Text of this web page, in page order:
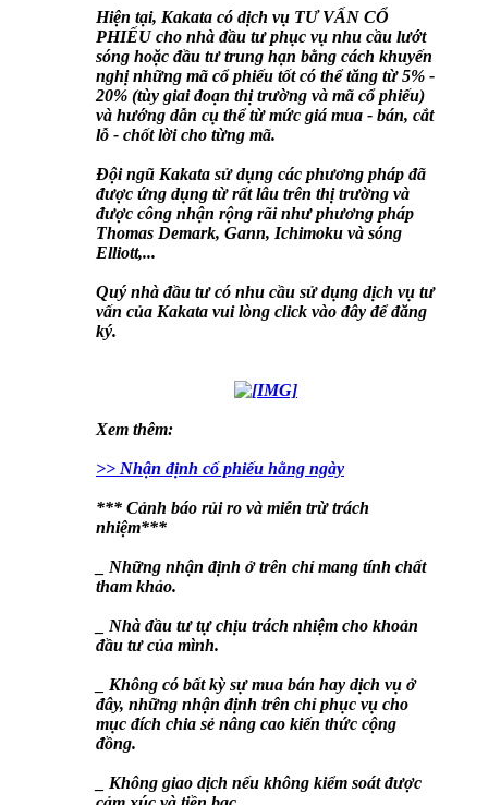
Hiện tại, Kakata có dịch vụ TƯ VẤN CỔ
PHIẾU cho nhà đầu tư phục vụ nhu cầu lướt
sóng hoặc đầu tư trung hạn bằng cách khuyến
nghị những mã cổ phiếu tốt có thể tăng từ 5% -
20% (tùy giai đoạn thị trường và mã cổ phiếu)
và hướng dẫn cụ thể từ mức giá mua - bán, cắt
lỗ - chốt lời cho từng mã.
Đội ngũ Kakata sử dụng các phương pháp đã
được ứng dụng từ rất lâu trên thị trường và
được công nhận rộng rãi như phương pháp
Thomas Demark, Gann, Ichimoku và sóng
Elliott,...
Quý nhà đầu tư có nhu cầu sử dụng dịch vụ tư
vấn của Kakata vui lòng click vào đây để đăng
ký.
Xem thêm:
>> Nhận định cố phiếu hằng ngày
*** Cảnh báo rủi ro và miễn trừ trách
nhiệm***
_ Những nhận định ở trên chỉ mang tính chất
tham khảo.
_ Nhà đầu tư tự chịu trách nhiệm cho khoản
đầu tư của mình.
_ Không có bất kỳ sự mua bán hay dịch vụ ở
đây, những nhận định trên chỉ phục vụ cho
mục đích chia sẻ nâng cao kiến thức cộng
đồng.
_ Không giao dịch nếu không kiểm soát được